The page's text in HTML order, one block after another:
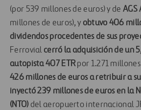
(por 539 millones de euros) y de AGS
millones de euros), y obtuvo 406
dividendos procedentes de sus
Ferrovial cerró la adquisición de un
autopista407 ETRpor 1.271
426 millones de euros a retribuir a
inyectó 239 millones de euros en la
(NTO)del aeropuerto internacional